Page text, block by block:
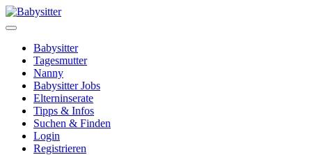
Babysitter
Tagesmutter
Nanny
Babysitter Jobs
Elterninserate
Tipps & Infos
Suchen & Finden
Login
Registrieren